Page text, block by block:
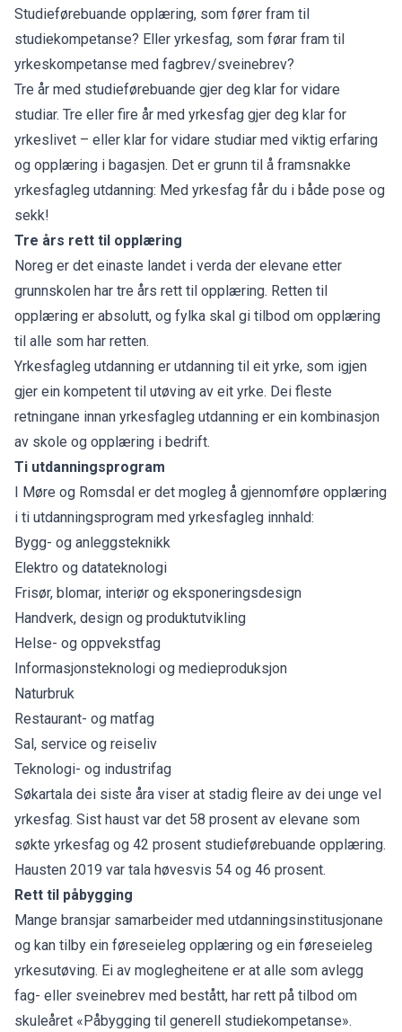
Studieførebuande opplæring, som fører fram til
studiekompetanse? Eller yrkesfag, som førar fram til
yrkeskompetanse med fagbrev/sveinebrev?
Tre år med studieførebuande gjer deg klar for vidare
studiar. Tre eller fire år med yrkesfag gjer deg klar for
yrkeslivet – eller klar for vidare studiar med viktig erfaring
og opplæring i bagasjen. Det er grunn til å framsnakke
yrkesfagleg utdanning: Med yrkesfag får du i både pose og
sekk!
Tre års rett til opplæring
Noreg er det einaste landet i verda der elevane etter
grunnskolen har tre års rett til opplæring. Retten til
opplæring er absolutt, og fylka skal gi tilbod om opplæring
til alle som har retten.
Yrkesfagleg utdanning er utdanning til eit yrke, som igjen
gjer ein kompetent til utøving av eit yrke. Dei fleste
retningane innan yrkesfagleg utdanning er ein kombinasjon
av skole og opplæring i bedrift.
Ti utdanningsprogram
I Møre og Romsdal er det mogleg å gjennomføre opplæring
i ti utdanningsprogram med yrkesfagleg innhald:
Bygg- og anleggsteknikk
Elektro og datateknologi
Frisør, blomar, interiør og eksponeringsdesign
Handverk, design og produktutvikling
Helse- og oppvekstfag
Informasjonsteknologi og medieproduksjon
Naturbruk
Restaurant- og matfag
Sal, service og reiseliv
Teknologi- og industrifag
Søkartala dei siste åra viser at stadig fleire av dei unge vel
yrkesfag. Sist haust var det 58 prosent av elevane som
søkte yrkesfag og 42 prosent studieførebuande opplæring.
Hausten 2019 var tala høvesvis 54 og 46 prosent.
Rett til påbygging
Mange bransjar samarbeider med utdanningsinstitusjonane
og kan tilby ein føreseieleg opplæring og ein føreseieleg
yrkesutøving. Ei av moglegheitene er at alle som avlegg
fag- eller sveinebrev med bestått, har rett på tilbod om
skuleåret «Påbygging til generell studiekompetanse».